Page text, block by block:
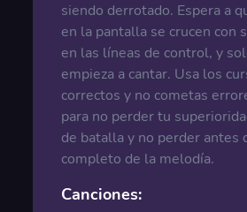
siendo derrotado. Espera a
en la pantalla se crucen con
en las líneas de control, y
empieza a cantar. Usa los
correctos y no cometas
para no perder tu
de batalla y no perder antes
completo de la melodía.
Canciones: